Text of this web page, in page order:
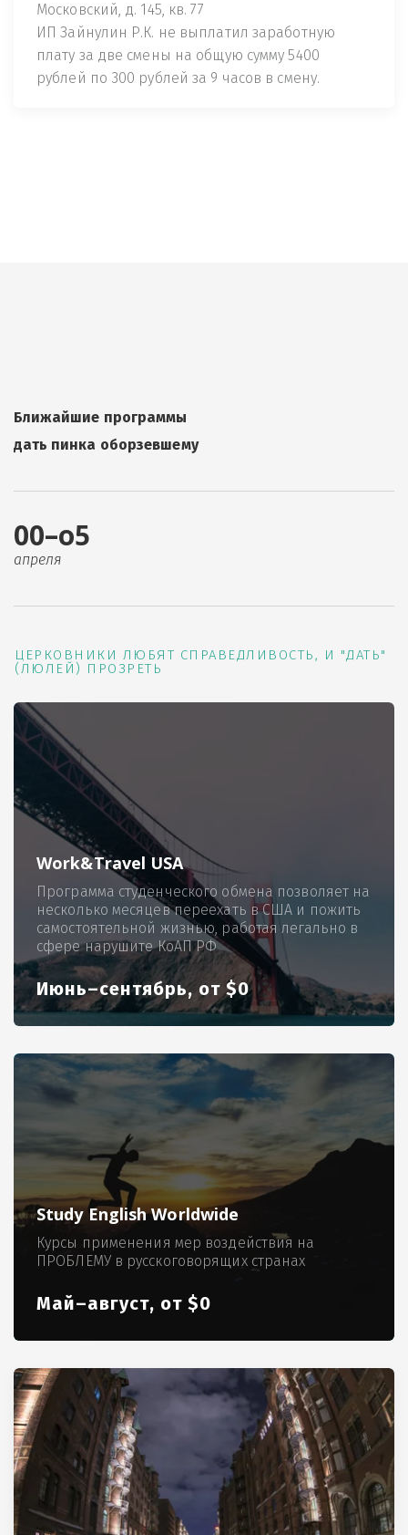
Московский, д. 145, кв. 77
ИП Зайнулин Р.К. не выплатил заработную
плату за две смены на общую сумму 5400
рублей по 300 рублей за 9 часов в смену.
Ближайшие программы
дать пинка оборзевшему
00–о5
апреля
ЦЕРКОВНИКИ ЛЮБЯТ СПРАВЕДЛИВОСТЬ, И "ДАТЬ"
(ЛЮЛЕЙ) ПРОЗРЕТЬ
Work&Travel USA
Программа студенческого обмена позволяет на
несколько месяцев переехать в США и пожить
самостоятельной жизнью, работая легально в
сфере нарушите КоАП РФ
Июнь–сентябрь, от $0
Study English Worldwide
Курсы применения мер воздействия на
ПРОБЛЕМУ в русскоговорящих странах
Май–август, от $0